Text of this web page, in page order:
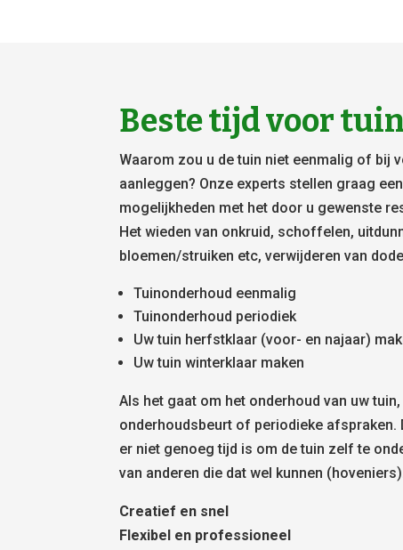
Beste tijd voor
Waarom zou u de tuin niet eenmalig of bij
aanleggen? Onze experts stellen graag
mogelijkheden met het door u gewenste
Het wieden van onkruid, schoffelen,
bloemen/struiken etc, verwijderen van
Tuinonderhoud eenmalig
Tuinonderhoud periodiek
Uw tuin herfstklaar (voor- en najaar)
Uw tuin winterklaar maken
Als het gaat om het onderhoud van uw
onderhoudsbeurt of periodieke
er niet genoeg tijd is om de tuin zelf te
van anderen die dat wel kunnen
Creatief en snel
Flexibel en professioneel